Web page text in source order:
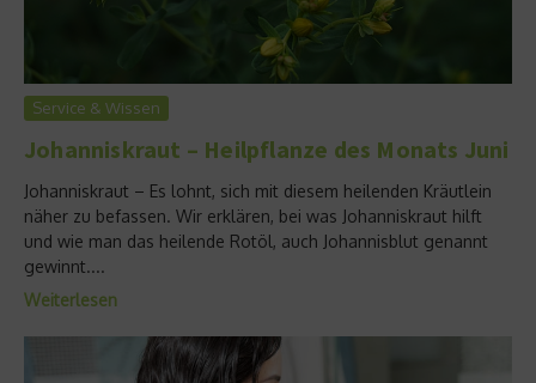
Service & Wissen
Johanniskraut – Heilpflanze des Monats Juni
Johanniskraut – Es lohnt, sich mit diesem heilenden Kräutlein
näher zu befassen. Wir erklären, bei was Johanniskraut hilft
und wie man das heilende Rotöl, auch Johannisblut genannt
gewinnt....
Weiterlesen